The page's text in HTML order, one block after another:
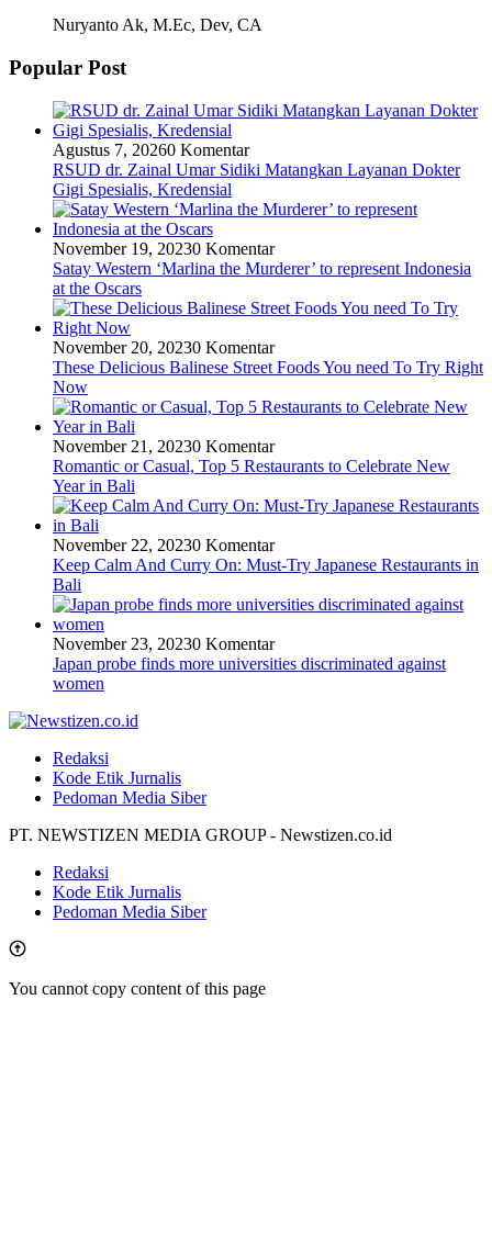
Nuryanto Ak, M.Ec, Dev, CA
Popular Post
Agustus 7, 20260 Komentar
RSUD dr. Zainal Umar Sidiki Matangkan Layanan Dokter
Gigi Spesialis, Kredensial
November 19, 20230 Komentar
Satay Western ‘Marlina the Murderer’ to represent Indonesia
at the Oscars
November 20, 20230 Komentar
These Delicious Balinese Street Foods You need To Try Right
Now
November 21, 20230 Komentar
Romantic or Casual, Top 5 Restaurants to Celebrate New
Year in Bali
November 22, 20230 Komentar
Keep Calm And Curry On: Must-Try Japanese Restaurants in
Bali
November 23, 20230 Komentar
Japan probe finds more universities discriminated against
women
Redaksi
Kode Etik Jurnalis
Pedoman Media Siber
PT. NEWSTIZEN MEDIA GROUP - Newstizen.co.id
Redaksi
Kode Etik Jurnalis
Pedoman Media Siber
You cannot copy content of this page